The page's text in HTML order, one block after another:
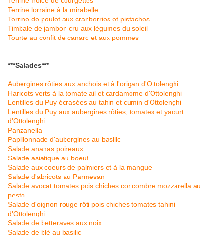
Terrine lorraine à la mirabelle
Terrine de poulet aux cranberries et pistaches
Timbale de jambon cru aux légumes du soleil
Tourte au confit de canard et aux pommes
***Salades***
Aubergines rôties aux anchois et à l'origan d'Ottolenghi
Haricots verts à la tomate ail et cardamome d'Ottolenghi
Lentilles du Puy écrasées au tahin et cumin d'Ottolenghi
Lentilles du Puy aux aubergines rôties, tomates et yaourt
d'Ottolenghi
Panzanella
Papillonnade d'aubergines au basilic
Salade ananas poireaux
Salade asiatique au boeuf
Salade aux coeurs de palmiers et à la mangue
Salade d'abricots au Parmesan
Salade avocat tomates pois chiches concombre mozzarella au
pesto
Salade d'oignon rouge rôti pois chiches tomates tahini
d'Ottolenghi
Salade de betteraves aux noix
Salade de blé au basilic